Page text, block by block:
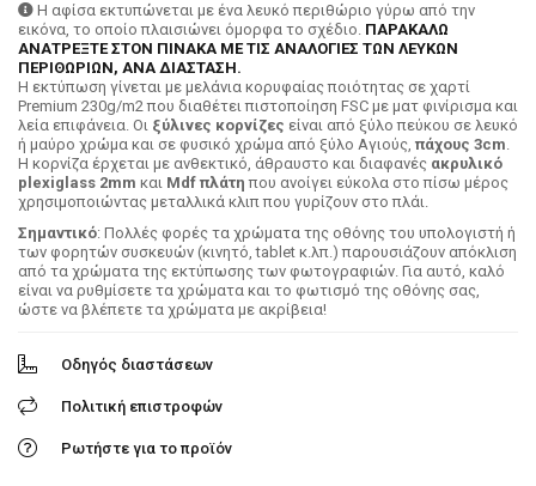
Η αφίσα εκτυπώνεται με ένα λευκό περιθώριο γύρω από την
εικόνα, το οποίο πλαισιώνει όμορφα το σχέδιο. ΠΑΡΑΚΑΛΩ
ΑΝΑΤΡΕΞΤΕ ΣΤΟΝ ΠΙΝΑΚΑ ΜΕ ΤΙΣ ΑΝΑΛΟΓΙΕΣ ΤΩΝ ΛΕΥΚΩΝ
ΠΕΡΙΘΩΡΙΩΝ, ΑΝΑ ΔΙΑΣΤΑΣΗ.
H εκτύπωση γίνεται με μελάνια κορυφαίας ποιότητας σε χαρτί
Premium 230g/m2 που διαθέτει πιστοποίηση FSC με ματ φινίρισμα και
λεία επιφάνεια. Οι ξύλινες κορνίζες είναι από ξύλο πεύκου σε λευκό
ή μαύρο χρώμα και σε φυσικό χρώμα από ξύλο Αγιούς, πάχους 3cm.
Η κορνίζα έρχεται με ανθεκτικό, άθραυστο και διαφανές ακρυλικό
plexiglass 2mm και Mdf πλάτη που ανοίγει εύκολα στο πίσω μέρος
χρησιμοποιώντας μεταλλικά κλιπ που γυρίζουν στο πλάι.
Σημαντικό: Πολλές φορές τα χρώματα της οθόνης του υπολογιστή ή
των φορητών συσκευών (κινητό, tablet κ.λπ.) παρουσιάζουν απόκλιση
από τα χρώματα της εκτύπωσης των φωτογραφιών. Για αυτό, καλό
είναι να ρυθμίσετε τα χρώματα και το φωτισμό της οθόνης σας,
ώστε να βλέπετε τα χρώματα με ακρίβεια!
Οδηγός διαστάσεων
Πολιτική επιστροφών
Ρωτήστε για το προϊόν